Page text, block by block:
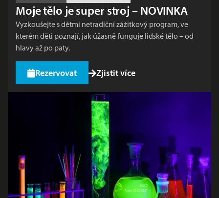
Moje tělo je super stroj – NOVINKA
Vyzkoušejte s dětmi netradiční zážitkový program, ve
kterém děti poznají, jak úžasně funguje lidské tělo – od
hlavy až po paty.
Rezervovat Zjistit více